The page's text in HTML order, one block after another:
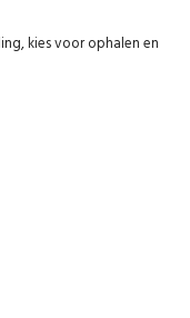
kies voor ophalen en